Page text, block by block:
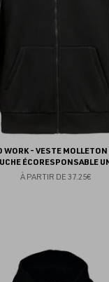
WORK - VESTE
ÉCORESPONSABLE
À PARTIR DE 37.25€